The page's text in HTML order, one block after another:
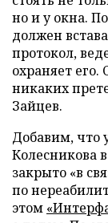
но и у окна.
должен
протокол,
охраняет его.
никаких
Зайцев.
Добавим, что
Колесникова
закрыто «в
по
этом